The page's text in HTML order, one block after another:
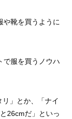
や靴を買うように
で服を買うノウハ
リ」とか、「ナイ
26cmだ」といっ